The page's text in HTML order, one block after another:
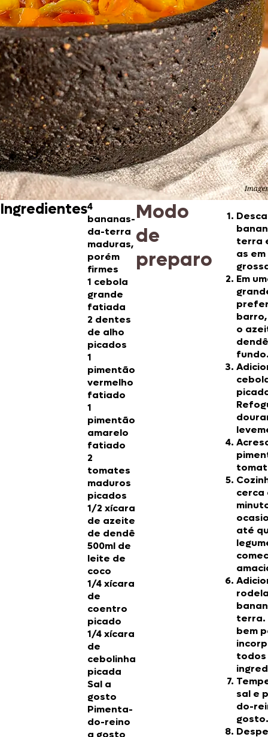
Ingredientes4
bananas-
da-terra
maduras,
porém
firmes
1 cebola
grande
fatiada
2 dentes
de alho
picados
1
pimentão
vermelho
fatiado
1
pimentão
amarelo
fatiado
2
tomates
maduros
picados
1/2 xícara
de azeite
de dendê
500ml de
leite de
coco
1/4 xícara
de
coentro
picado
1/4 xícara
de
cebolinha
picada
Sal a
gosto
Pimenta-
do-reino
a gosto
Modo
de
preparo
terra
as
Em
o
cerca
até
terra.
bem
todos
sal e
do-
gosto.